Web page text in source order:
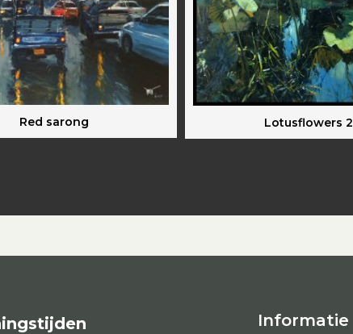
Red sarong Lotusflowers 2
Informatie